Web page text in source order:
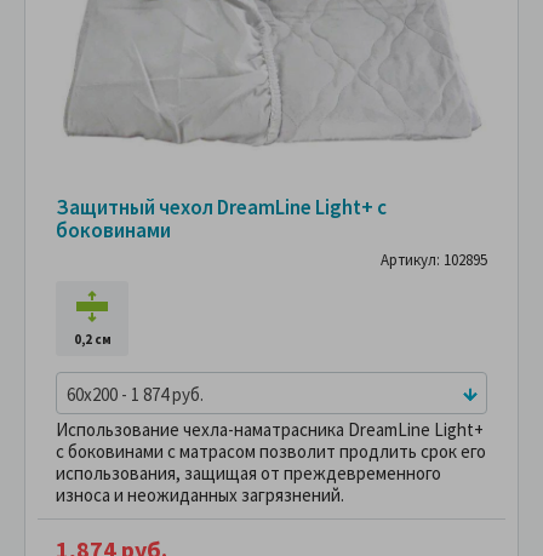
Защитный чехол DreamLine Light+ с
боковинами
Артикул: 102895
0,2 см
60x200 - 1 874 руб.
Использование чехла-наматрасника DreamLine Light+
с боковинами с матрасом позволит продлить срок его
использования, защищая от преждевременного
износа и неожиданных загрязнений.
1,874 руб.